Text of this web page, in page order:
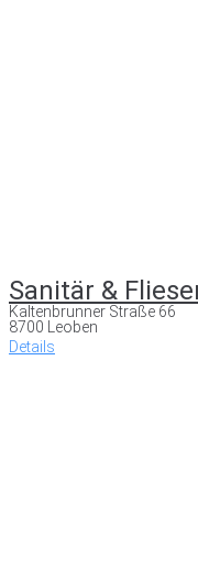
Sanitär &
Kaltenbrunner Straße 66
8700 Leoben
Details